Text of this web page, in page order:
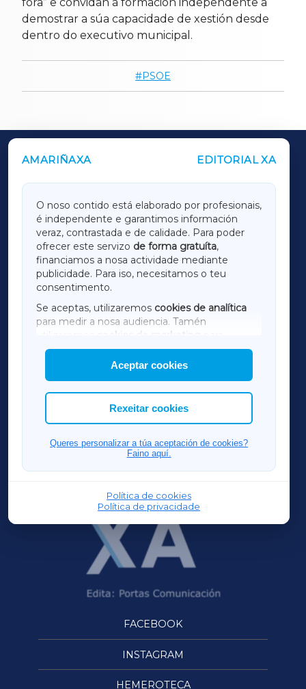
demostrar a súa capacidade de xestión desde
dentro do executivo municipal.
PSOE
AMARIÑAXA EDITORIAL XA
O noso contido está elaborado por profesionais,
é independente e garantimos información
veraz, contrastada e de calidade. Para poder
ofrecer este servizo de forma gratuíta,
financiamos a nosa actividade mediante
publicidade. Para iso, necesitamos o teu
consentimento.
Se aceptas, utilizaremos cookies de analítica
para medir a nosa audiencia. Tamén
utilizaremos
cookies de marketing
mostrar publicidade de terceiros.
Así mesmo, podes personalizar a elección das
cookies que desexas permitir.
Aceptar cookies
Rexeitar cookies
Queres personalizar a túa aceptación de cookies?
Faino aquí.
Política de cookies
Política de privacidade
OUTROS PERIÓDICOS
LUGOXA
TERRACHAXA
AMARIÑAXA
RIBEIRASACRAXA
ACORUÑAXA
FERROLXA
OURENSEXA
FACEBOOK
INSTAGRAM
HEMEROTECA